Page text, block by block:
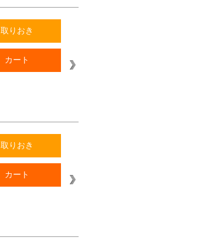
取りおき
カート
取りおき
カート